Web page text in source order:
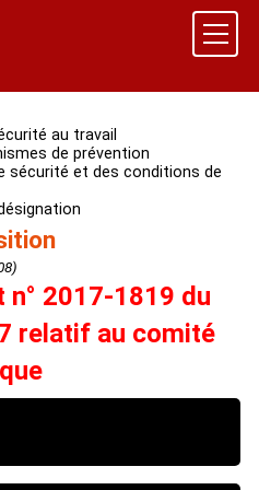
au travail
de prévention
sécurité et des conditions de
n° 2017-1819 du
relatif au comité